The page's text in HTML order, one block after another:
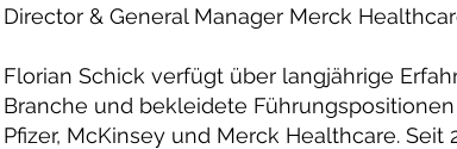
Director & General Manager Merck
Florian Schick verfügt über langjährige
Branche und bekleidete
Pfizer, McKinsey und Merck Healthcare. Seit